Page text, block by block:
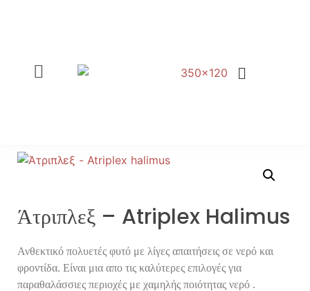
Άτριπλεξ – Atriplex Halimus
Ανθεκτικό πολυετές φυτό με λίγες απαιτήσεις σε νερό και
φροντίδα. Είναι μια απο τις καλύτερες επιλογές για
παραθαλάσσιες περιοχές με χαμηλής ποιότητας νερό .